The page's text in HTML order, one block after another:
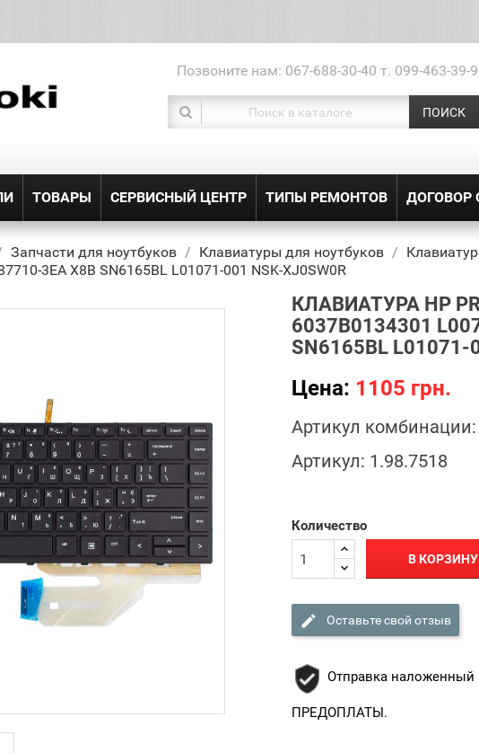
Позвоните нам: 067-688-30-40 т. 099-463-39-
ПОИСК
ТОВАРЫ СЕРВИСНЫЙ ЦЕНТР ТИПЫ РЕМОНТОВ ДОГОВОР
Запчасти для ноутбуков Клавиатуры для ноутбуков
3EA X8B SN6165BL L01071-001 NSK-XJ0SW0R
КЛАВИАТУРА HP
6037B0134301
SN6165BL L01071-
Цена: 1105 грн.
Артикул комбинации:
Артикул: 1.98.7518
Количество
В КОРЗИНУ
Оставьте свой отзыв
Отправка наложенный
ПРЕДОПЛАТЫ.